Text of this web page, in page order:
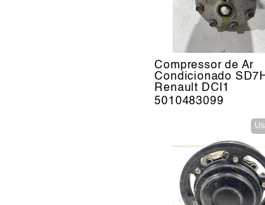
Compressor de Ar
Condicionado
Renault DCI1
5010483099